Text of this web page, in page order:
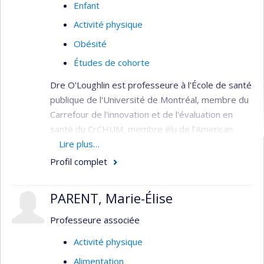
géomatique; systèmes d'information
géographique; analyse spatiale; cartographie des
maladies
Enfant
Activité physique
Obésité
Études de cohorte
Dre O'Loughlin est professeure à l'École de santé
publique de l'Université de Montréal, membre du
Carrefour de l'innovation et de l'évaluation en
santé du CrCHUM, membre élu de l'American
Academy of Pediatrics Tobacco Consortium et
membre de l'Académie canadienne des sciences
déterminants précoces des maladies chroniques
de 2004 à 2021. Elle est une experte de premier
enfants et des adolescents, avec plus de 360
publications et de nombreuses collaborations
Lire plus…
Profil complet
PARENT, Marie-Élise
Professeure associée
Activité physique
Alimentation